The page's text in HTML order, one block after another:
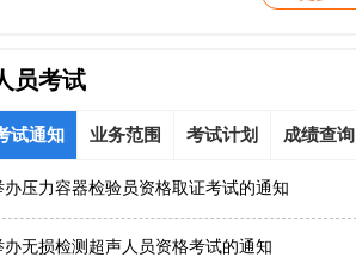
员考试
试通知 业务范围 考试计划 成绩查询
办压力容器检验员资格取证考试的通知
办无损检测超声人员资格考试的通知